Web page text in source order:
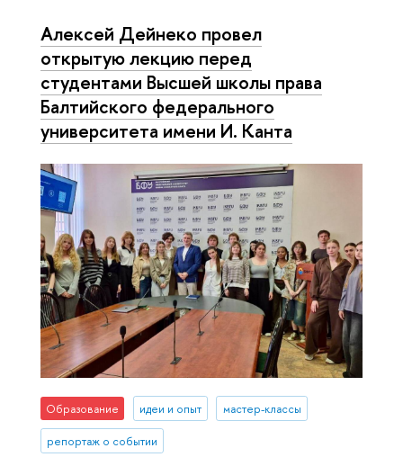
Алексей Дейнеко провел
открытую лекцию перед
студентами Высшей школы права
Балтийского федерального
университета имени И. Канта
Образование идеи и опыт мастер-классы
репортаж о событии